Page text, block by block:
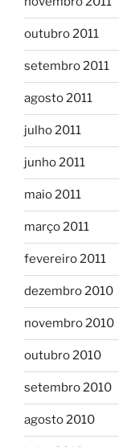
outubro 2011
setembro 2011
agosto 2011
julho 2011
junho 2011
maio 2011
março 2011
fevereiro 2011
dezembro 2010
novembro 2010
outubro 2010
setembro 2010
agosto 2010